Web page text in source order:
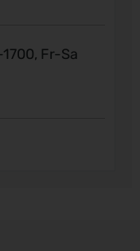
Fr-Sa